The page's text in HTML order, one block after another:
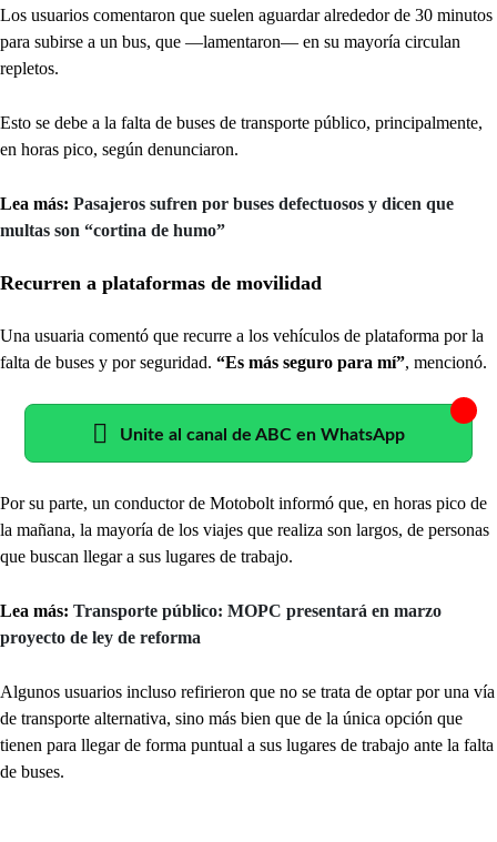
Los usuarios comentaron que suelen aguardar alrededor de 30 minutos
para subirse a un bus, que —lamentaron— en su mayoría circulan
repletos.
Esto se debe a la falta de buses de transporte público, principalmente,
en horas pico, según denunciaron.
Lea más: Pasajeros sufren por buses defectuosos y dicen que
multas son “cortina de humo”
Recurren a plataformas de movilidad
Una usuaria comentó que recurre a los vehículos de plataforma por la
falta de buses y por seguridad. “Es más seguro para mí”, mencionó.
Unite al canal de ABC en WhatsApp
Por su parte, un conductor de Motobolt informó que, en horas pico de
la mañana, la mayoría de los viajes que realiza son largos, de personas
que buscan llegar a sus lugares de trabajo.
Lea más: Transporte público: MOPC presentará en marzo
proyecto de ley de reforma
Algunos usuarios incluso refirieron que no se trata de optar por una vía
de transporte alternativa, sino más bien que de la única opción que
tienen para llegar de forma puntual a sus lugares de trabajo ante la falta
de buses.